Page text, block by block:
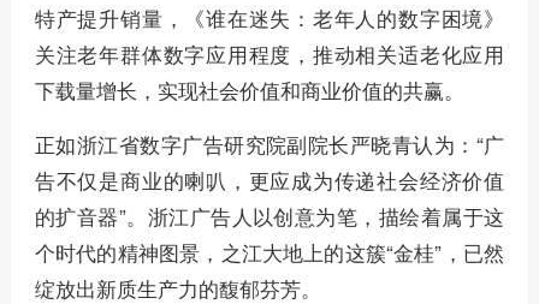
特产提升销量，《谁在迷失：老年人的数字困境》
关注老年群体数字应用程度，推动相关适老化应用
下载量增长，实现社会价值和商业价值的共赢。
正如浙江省数字广告研究院副院长严晓青认为：“广
告不仅是商业的喇叭，更应成为传递社会经济价值
的扩音器”。浙江广告人以创意为笔，描绘着属于这
个时代的精神图景，之江大地上的这簇“金桂”，已然
绽放出新质生产力的馥郁芬芳。